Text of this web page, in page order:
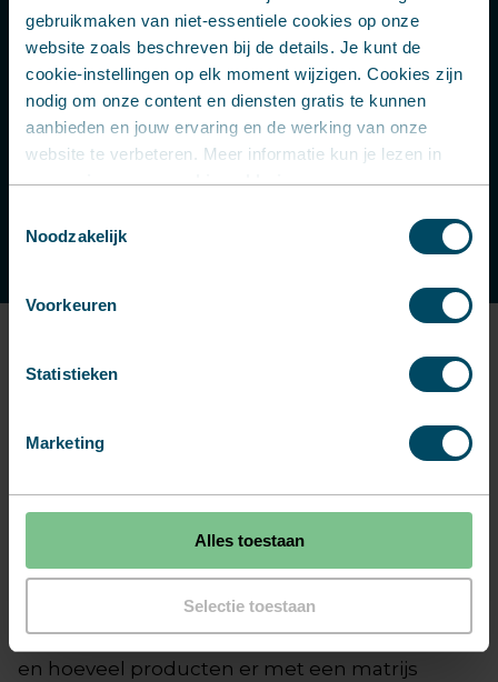
gebruikmaken van niet-essentiele cookies op onze
website zoals beschreven bij de details. Je kunt de
cookie-instellingen op elk moment wijzigen. Cookies zijn
nodig om onze content en diensten gratis te kunnen
aanbieden en jouw ervaring en de werking van onze
website te verbeteren. Meer informatie kun je lezen in
onzeprivacy- en cookieverklaring.
Noodzakelijk
Voorkeuren
Statistieken
Marketing
Alles toestaan
Selectie toestaan
Bij het vacuümvormen wordt er gebruik
matrijzen maken door een externe
matrijzenmaker. De kosten voor een
matrijs verschillen per product en is afhankelijk
van de vorm en grootte van het product, het
materiaal van het product dat gevormd wordt
en hoeveel producten er met een matrijs